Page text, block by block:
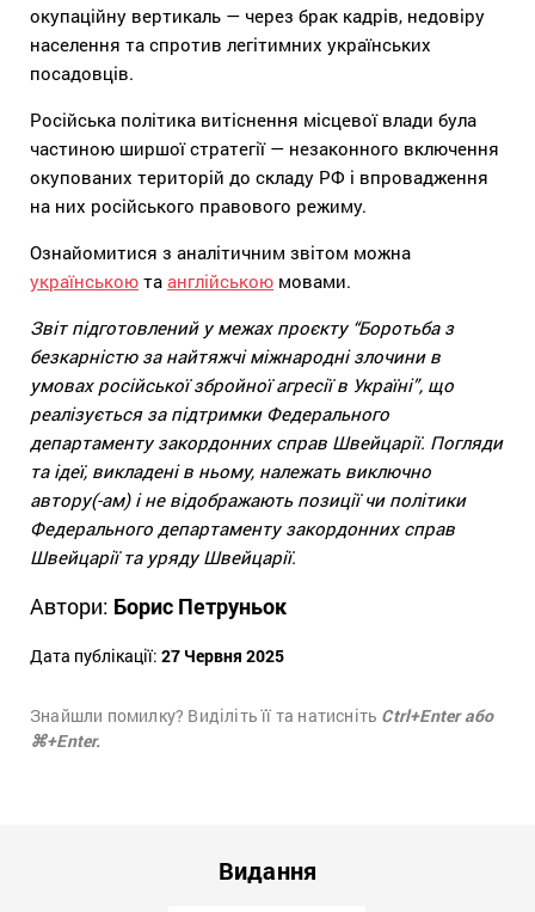
окупаційну вертикаль — через брак кадрів, недовіру
населення та спротив легітимних українських
посадовців.
Російська політика витіснення місцевої влади була
частиною ширшої стратегії — незаконного включення
окупованих територій до складу РФ і впровадження
на них російського правового режиму.
Ознайомитися з аналітичним звітом можна
українською та англійською мовами.
Звіт підготовлений у межах проєкту “Боротьба з
безкарністю за найтяжчі міжнародні злочини в
умовах російської збройної агресії в Україні”, що
реалізується за підтримки Федерального
департаменту закордонних справ Швейцарії. Погляди
та ідеї, викладені в ньому, належать виключно
автору(-ам) і не відображають позиції чи політики
Федерального департаменту закордонних справ
Швейцарії та уряду Швейцарії.
Автори: Борис Петруньок
Дата публікації: 27 Червня 2025
Знайшли помилку? Виділіть її та натисніть Ctrl+Enter або
⌘+Enter.
Видання